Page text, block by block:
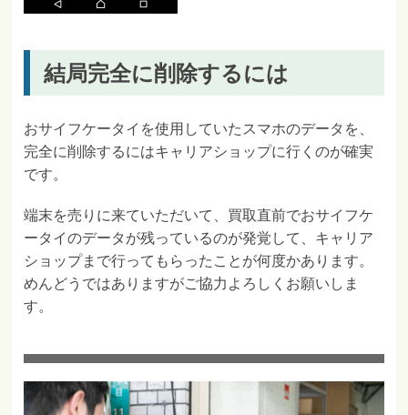
結局完全に削除するには
おサイフケータイを使用していたスマホのデータを、
完全に削除するにはキャリアショップに行くのが確実
です。
端末を売りに来ていただいて、買取直前でおサイフケ
ータイのデータが残っているのが発覚して、キャリア
ショップまで行ってもらったことが何度かあります。
めんどうではありますがご協力よろしくお願いしま
す。